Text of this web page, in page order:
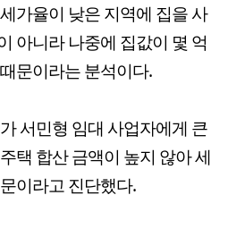
가율이 낮은 지역에 집을 사
아니라 나중에 집값이 몇 억
문이라는 분석이다.
서민형 임대 사업자에게 큰
택 합산 금액이 높지 않아 세
이라고 진단했다.